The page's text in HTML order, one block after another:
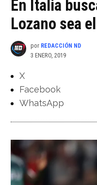
En Italia
Lozano sea
por REDACCIÓN ND
3 ENERO, 2019
X
Facebook
WhatsApp